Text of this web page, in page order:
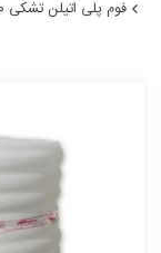
فوم پلی اتیلن تشکی ۲۰میلیمتر×۰/۴۵متر×۵۰متر